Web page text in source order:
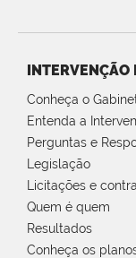
INTERVENÇÃO
Conheça o
Entenda a
Perguntas e
Legislação
Licitações e
Quem é quem
Resultados
Conheça os